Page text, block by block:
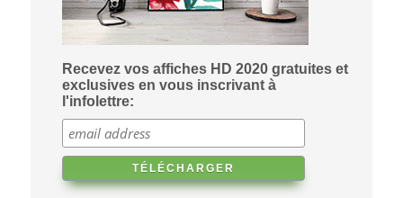
Recevez vos affiches HD 2020 gratuites et
exclusives en vous inscrivant à
l'infolettre: